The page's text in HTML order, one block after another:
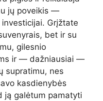
jų poveikis —
Grįžtate
bet ir su
gilesnio
ir — dažniausiai —
supratimu, nes
kasdienybės
ją galėtum pamatyti